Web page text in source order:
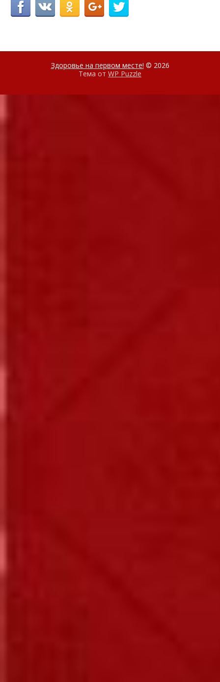
Здоровье на первом месте! © 2026
Тема от WP Puzzle